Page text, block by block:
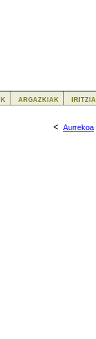
< Aurrekoa
argazkiak iritzia